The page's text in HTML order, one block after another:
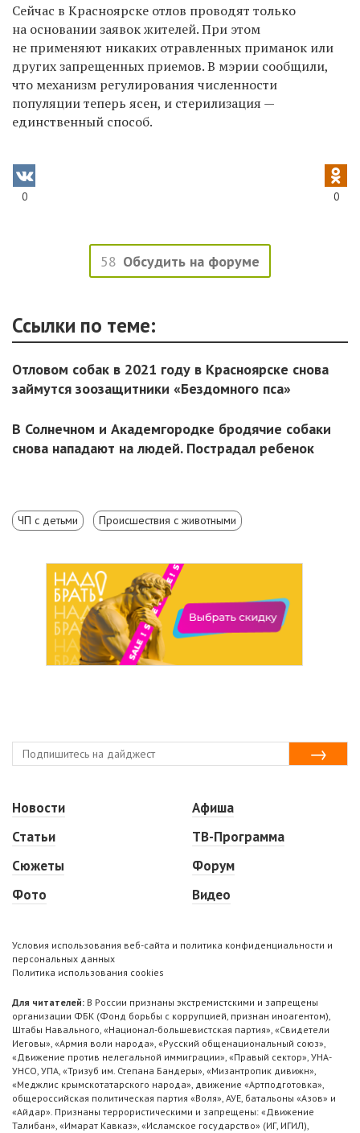
Сейчас в Красноярске отлов проводят только
на основании заявок жителей. При этом
не применяют никаких отравленных приманок или
других запрещенных приемов.В мэрии сообщили,
что механизм регулирования численности
популяции теперь ясен, и стерилизация —
единственный способ.
0 0
58 Обсудить на форуме
Ссылки по теме:
Отловом собак в 2021 году в Красноярске снова
займутся зоозащитники «Бездомного пса»
В Солнечном и Академгородке бродячие собаки
снова нападают на людей. Пострадал ребенок
ЧП с детьми Происшествия с животными
Новости
Статьи
Сюжеты
Фото
Афиша
ТВ-Программа
Форум
Видео
Условия использования веб-сайта и политика конфиденциальности и
персональных данных
Политика использования cookies
Для читателей: В России признаны экстремистскими и запрещены
организации ФБК (Фонд борьбы с коррупцией, признан иноагентом),
Штабы Навального, «Национал-большевистская партия», «Свидетели
Иеговы», «Армия воли народа», «Русский общенациональный союз»,
«Движение против нелегальной иммиграции», «Правый сектор», УНА-
УНСО, УПА, «Тризуб им. Степана Бандеры», «Мизантропик дивижн»,
«Меджлис крымскотатарского народа», движение «Артподготовка»,
общероссийская политическая партия «Воля», АУЕ, батальоны «Азов» и
«Айдар». Признаны террористическими и запрещены: «Движение
Талибан», «Имарат Кавказ», «Исламское государство» (ИГ, ИГИЛ),